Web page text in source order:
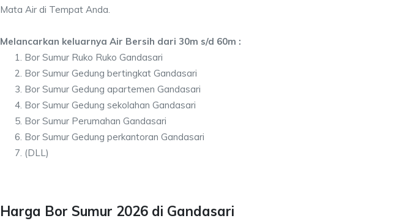
Mata Air di Tempat Anda.
Melancarkan keluarnya Air Bersih dari 30m s/d 60m :
Bor Sumur Ruko Ruko Gandasari
Bor Sumur Gedung bertingkat Gandasari
Bor Sumur Gedung apartemen Gandasari
Bor Sumur Gedung sekolahan Gandasari
Bor Sumur Perumahan Gandasari
Bor Sumur Gedung perkantoran Gandasari
(DLL)
Harga Bor Sumur 2026 di Gandasari